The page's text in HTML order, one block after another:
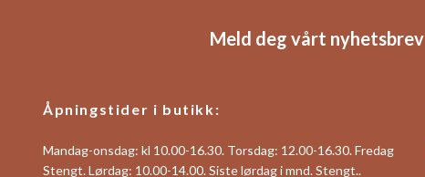
Meld deg vårt nyhetsbrev
Åpningstider i butikk:
Mandag-onsdag: kl 10.00-16.30. Torsdag: 12.00-16.30. Fredag
Stengt. Lørdag: 10.00-14.00. Siste lørdag i mnd. Stengt..